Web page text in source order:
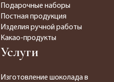
Подарочные наборы
Постная продукция
Изделия ручной работы
Какао-продукты
Услуги
Изготовление шоколада в